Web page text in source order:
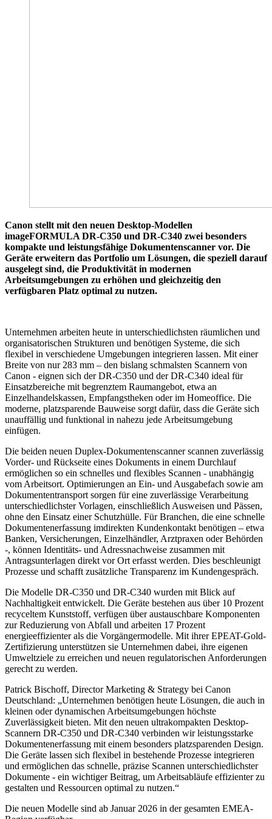
Canon stellt mit den neuen Desktop-Modellen
imageFORMULA DR-C350 und DR-C340 zwei besonders
kompakte und leistungsfähige Dokumentenscanner vor. Die
Geräte erweitern das Portfolio um Lösungen, die speziell darauf
ausgelegt sind, die Produktivität in modernen
Arbeitsumgebungen zu erhöhen und gleichzeitig den
verfügbaren Platz optimal zu nutzen.
Unternehmen arbeiten heute in unterschiedlichsten räumlichen und
organisatorischen Strukturen und benötigen Systeme, die sich
flexibel in verschiedene Umgebungen integrieren lassen. Mit einer
Breite von nur 283 mm – den bislang schmalsten Scannern von
Canon - eignen sich der DR-C350 und der DR-C340 ideal für
Einsatzbereiche mit begrenztem Raumangebot, etwa an
Einzelhandelskassen, Empfangstheken oder im Homeoffice. Die
moderne, platzsparende Bauweise sorgt dafür, dass die Geräte sich
unauffällig und funktional in nahezu jede Arbeitsumgebung
einfügen.
Die beiden neuen Duplex-Dokumentenscanner scannen zuverlässig
Vorder- und Rückseite eines Dokuments in einem Durchlauf
ermöglichen so ein schnelles und flexibles Scannen - unabhängig
vom Arbeitsort. Optimierungen an Ein- und Ausgabefach sowie am
Dokumententransport sorgen für eine zuverlässige Verarbeitung
unterschiedlichster Vorlagen, einschließlich Ausweisen und Pässen,
ohne den Einsatz einer Schutzhülle. Für Branchen, die eine schnelle
Dokumentenerfassung imdirekten Kundenkontakt benötigen – etwa
Banken, Versicherungen, Einzelhändler, Arztpraxen oder Behörden
-, können Identitäts- und Adressnachweise zusammen mit
Antragsunterlagen direkt vor Ort erfasst werden. Dies beschleunigt
Prozesse und schafft zusätzliche Transparenz im Kundengespräch.
Die Modelle DR-C350 und DR-C340 wurden mit Blick auf
Nachhaltigkeit entwickelt. Die Geräte bestehen aus über 10 Prozent
recyceltem Kunststoff, verfügen über austauschbare Komponenten
zur Reduzierung von Abfall und arbeiten 17 Prozent
energieeffizienter als die Vorgängermodelle. Mit ihrer EPEAT-Gold-
Zertifizierung unterstützen sie Unternehmen dabei, ihre eigenen
Umweltziele zu erreichen und neuen regulatorischen Anforderungen
gerecht zu werden.
Patrick Bischoff, Director Marketing & Strategy bei Canon
Deutschland: „Unternehmen benötigen heute Lösungen, die auch in
kleinen oder dynamischen Arbeitsumgebungen höchste
Zuverlässigkeit bieten. Mit den neuen ultrakompakten Desktop-
Scannern DR-C350 und DR-C340 verbinden wir leistungsstarke
Dokumentenerfassung mit einem besonders platzsparenden Design.
Die Geräte lassen sich flexibel in bestehende Prozesse integrieren
und ermöglichen das schnelle, präzise Scannen unterschiedlichster
Dokumente - ein wichtiger Beitrag, um Arbeitsabläufe effizienter zu
gestalten und Ressourcen optimal zu nutzen.“
Die neuen Modelle sind ab Januar 2026 in der gesamten EMEA-